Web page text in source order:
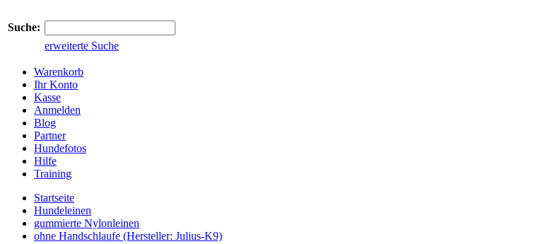
Suche:
erweiterte Suche
Warenkorb
Ihr Konto
Kasse
Anmelden
Blog
Partner
Hundefotos
Hilfe
Training
Startseite
Hundeleinen
gummierte Nylonleinen
ohne Handschlaufe (Hersteller: Julius-K9)